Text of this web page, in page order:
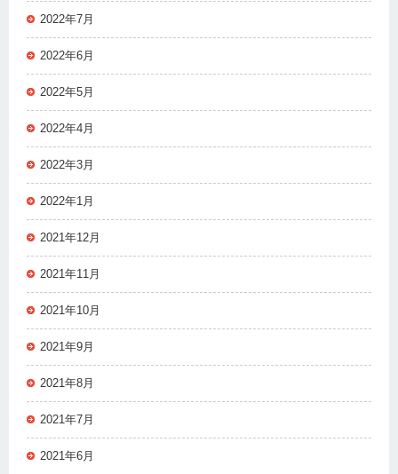
2022年7月
2022年6月
2022年5月
2022年4月
2022年3月
2022年1月
2021年12月
2021年11月
2021年10月
2021年9月
2021年8月
2021年7月
2021年6月